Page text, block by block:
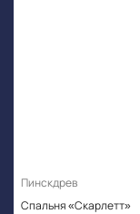
Пинскдрев
Спальня «Скарлетт»